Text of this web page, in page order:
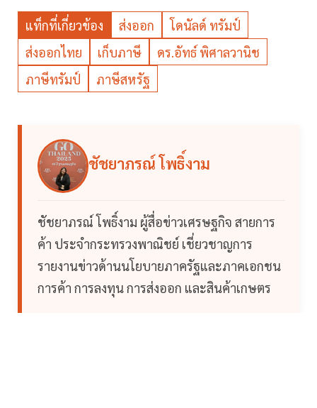
แท็กที่เกี่ยวข้อง ส่งออก
โดนัลด์ ทรัมป์
ส่งออกไทย
เก็บภาษี
ดร.อัทธ์ พิศาลวานิช
ภาษีทรัมป์
ภาษีสหรัฐ
ชัชยาภรณ์ โพธิ์งาม
ชัชยาภรณ์ โพธิ์งาม ผู้สื่อข่าวเศรษฐกิจ สายการ
ค้า ประจำกระทรวงพาณิชย์ เชี่ยวชาญการ
รายงานข่าวด้านนโยบายภาครัฐและภาคเอกชน
การค้า การลงทุน การส่งออก และสินค้าเกษตร